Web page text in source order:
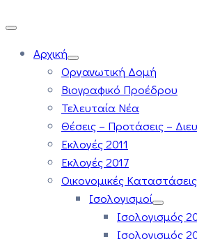
Αρχική
Οργανωτική Δομή
Βιογραφικό Προέδρου
Τελευταία Νέα
Θέσεις – Προτάσεις –
Εκλογές 2011
Εκλογές 2017
Οικονομικές Καταστάσεις
Ισολογισμοί
Ισολογισμός
Ισολογισμός